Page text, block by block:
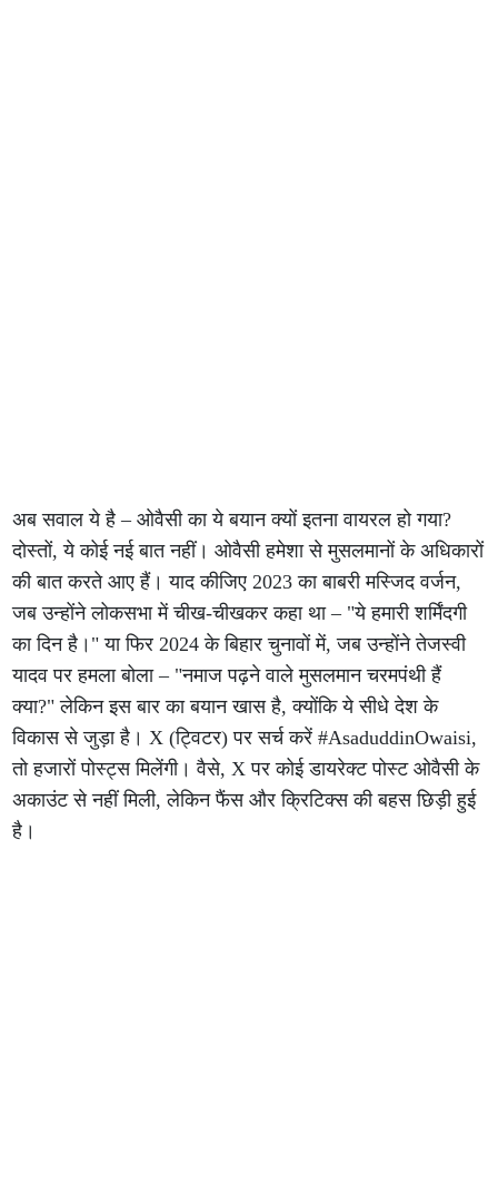
अब सवाल ये है – ओवैसी का ये बयान क्यों इतना वायरल हो गया?
दोस्तों, ये कोई नई बात नहीं। ओवैसी हमेशा से मुसलमानों के अधिकारों
की बात करते आए हैं। याद कीजिए 2023 का बाबरी मस्जिद वर्जन,
जब उन्होंने लोकसभा में चीख-चीखकर कहा था – "ये हमारी शर्मिंदगी
का दिन है।" या फिर 2024 के बिहार चुनावों में, जब उन्होंने तेजस्वी
यादव पर हमला बोला – "नमाज पढ़ने वाले मुसलमान चरमपंथी हैं
क्या?" लेकिन इस बार का बयान खास है, क्योंकि ये सीधे देश के
विकास से जुड़ा है। X (ट्विटर) पर सर्च करें #AsaduddinOwaisi,
तो हजारों पोस्ट्स मिलेंगी। वैसे, X पर कोई डायरेक्ट पोस्ट ओवैसी के
अकाउंट से नहीं मिली, लेकिन फैंस और क्रिटिक्स की बहस छिड़ी हुई
है।